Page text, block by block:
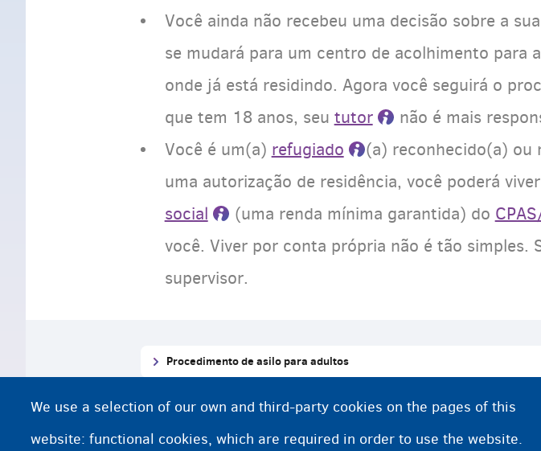
Você ainda não recebeu uma decisão sobre a
se mudará para um centro de acolhimento para
onde já está residindo. Agora você seguirá o
que tem 18 anos, seu tutor
não é mais
Você é um(a) refugiado (a) reconhecido(a) ou
uma autorização de residência, você poderá
social
(uma renda mínima garantida) do
você. Viver por conta própria não é tão simples.
supervisor.
Procedimento de asilo para adultos
Retornar ao seu país
Aprender uma profissão
We use a selection of our own and third-party cookies on the pages of this
website: functional cookies, which are required in order to use the website.